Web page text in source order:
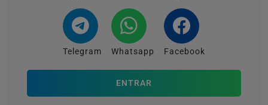
Telegram Whatsapp Facebook
ENTRAR